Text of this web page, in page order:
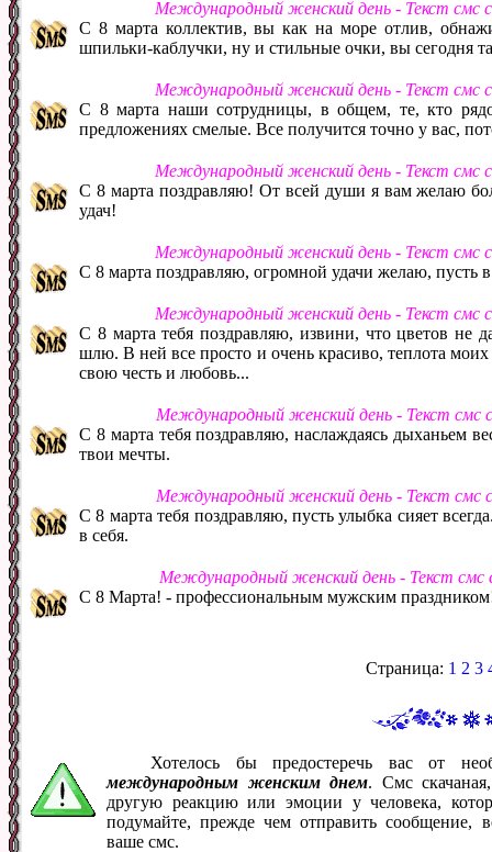
Международный женский день - Текст смс
С 8 марта коллектив, вы как на море отлив,
шпильки-каблучки, ну и стильные очки, вы сегодня
Международный женский день - Текст смс
С 8 марта наши сотрудницы, в общем, те, кто
предложениях смелые. Все получится точно у вас,
Международный женский день - Текст смс
С 8 марта поздравляю! От всей души я вам желаю
удач!
Международный женский день - Текст смс
С 8 марта поздравляю, огромной удачи желаю, пусть
Международный женский день - Текст смс
С 8 марта тебя поздравляю, извини, что цветов не
шлю. В ней все просто и очень красиво, теплота
свою честь и любовь...
Международный женский день - Текст смс
С 8 марта тебя поздравляю, наслаждаясь дыханьем
твои мечты.
Международный женский день - Текст смс
С 8 марта тебя поздравляю, пусть улыбка сияет
в себя.
Международный женский день - Текст
С 8 Марта! - профессиональным мужским
Страница: 1 2 3
Хотелось бы предостеречь вас от
международным женским днем. Смс
другую реакцию или эмоции у человека,
подумайте, прежде чем отправить сообщение,
ваше смс.